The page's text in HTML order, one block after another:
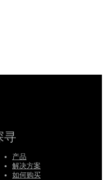
寻
产品
解决方案
如何购买